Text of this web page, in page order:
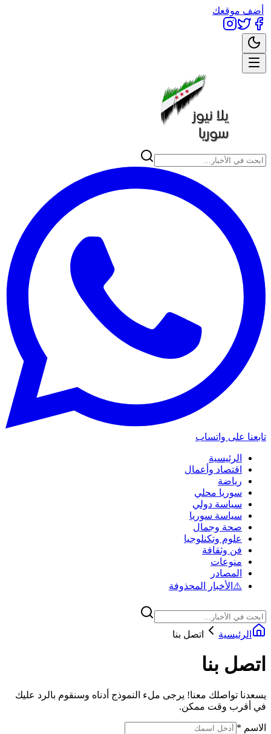
أضف موقعك
تابعنا على واتساب
الرئيسية
اقتصاد وأعمال
رياضة
سوريا محلي
سياسة دولي
سياسة سوريا
صحة وجمال
علوم وتكنلوجيا
فن وثقافة
منوعات
المصادر
⚠️ الأخبار المحذوفة
الرئيسية اتصل بنا
اتصل بنا
يسعدنا تواصلك معنا! يرجى ملء النموذج أدناه وسنقوم بالرد عليك
في أقرب وقت ممكن.
الاسم *